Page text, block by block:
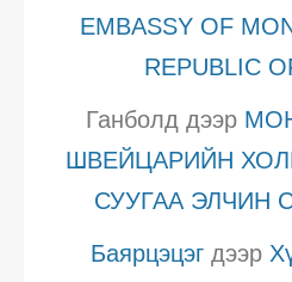
EMBASSY OF
REPUBLIC
Ганболд дээр
ШВЕЙЦАРИЙН
СУУГАА ЭЛЧИН
Баярцэцэгдээр